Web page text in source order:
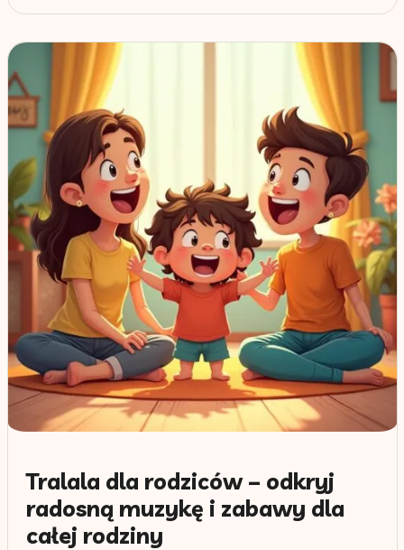
Tralala dla rodziców – odkryj
radosną muzykę i zabawy dla
całej rodziny